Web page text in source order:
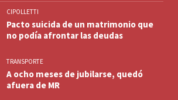
CIPOLLETTI
Pacto suicida de un matrimonio que
no podía afrontar las deudas
TRANSPORTE
A ocho meses de jubilarse, quedó
afuera de MR